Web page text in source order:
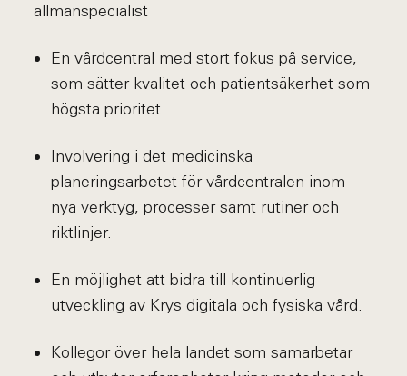
allmänspecialist
En vårdcentral med stort fokus på service,
som sätter kvalitet och patientsäkerhet som
högsta prioritet.
Involvering i det medicinska
planeringsarbetet för vårdcentralen inom
nya verktyg, processer samt rutiner och
riktlinjer.
En möjlighet att bidra till kontinuerlig
utveckling av Krys digitala och fysiska vård.
Kollegor över hela landet som samarbetar